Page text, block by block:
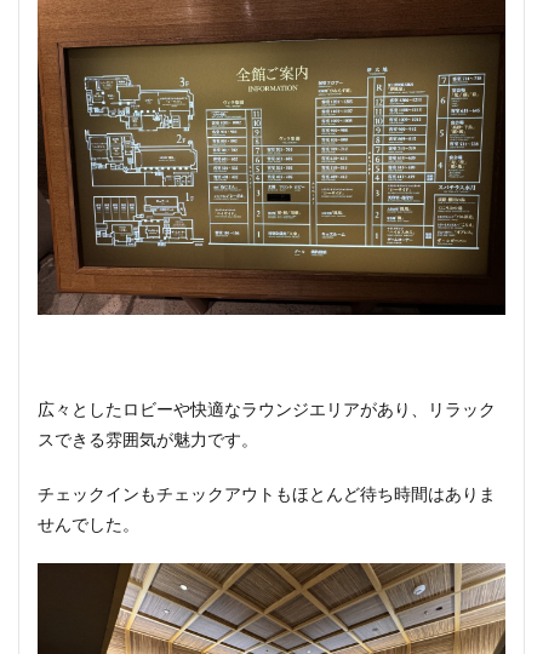
広々としたロビーや快適なラウンジエリアがあり、リラック
スできる雰囲気が魅力です。
チェックインもチェックアウトもほとんど待ち時間はありま
せんでした。